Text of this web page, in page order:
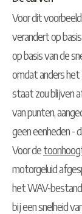
Voor dit
verandert op
op basis van de
omdat anders het
staat zou blijven
van punten,
geen eenheden -
Voor de
motorgeluid
het WAV-bestand
bij een snelheid